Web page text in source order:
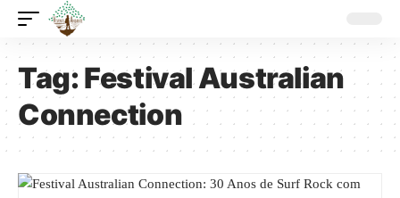
Tag:Festival Australian
Connection